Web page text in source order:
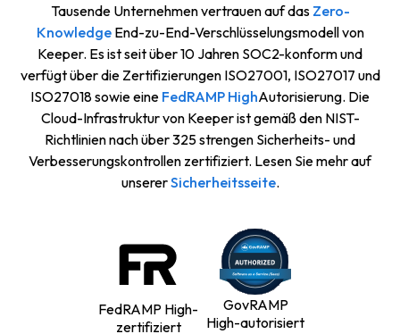
Tausende Unternehmen vertrauen auf das Zero-
KnowledgeEnd-zu-End-Verschlüsselungsmodell von
Keeper. Es ist seit über 10 Jahren SOC2-konform und
verfügt über die Zertifizierungen ISO27001, ISO27017 und
ISO27018 sowie eine FedRAMP HighAutorisierung. Die
Cloud-Infrastruktur von Keeper ist gemäß den NIST-
Richtlinien nach über 325 strengen Sicherheits- und
Verbesserungskontrollen zertifiziert. Lesen Sie mehr auf
unsererSicherheitsseite.
FedRAMP High-
zertifiziert
GovRAMP
High-autorisiert